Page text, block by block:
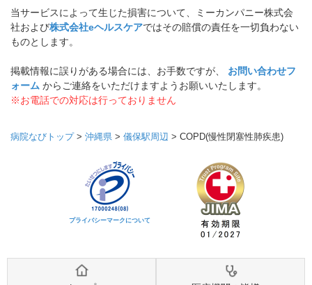
当サービスによって生じた損害について、ミーカンパニー株式会
社および株式会社eヘルスケアではその賠償の責任を一切負わない
ものとします。
掲載情報に誤りがある場合には、お手数ですが、 お問い合わせフ
ォーム からご連絡をいただけますようお願いいたします。
※お電話での対応は行っておりません
病院なびトップ> 沖縄県 > 儀保駅周辺 > COPD(慢性閉塞性肺疾患)
プライバシーマークについて